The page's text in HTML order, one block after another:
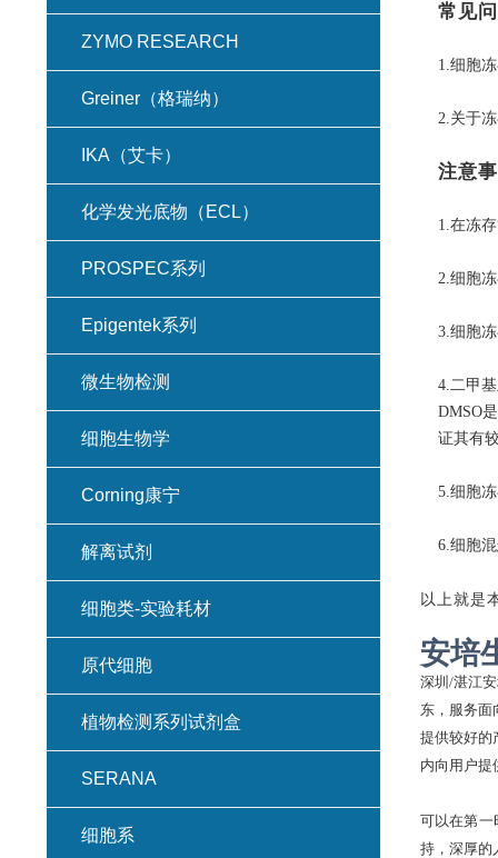
常见
1.细胞
2.关于
注意
1.在冻
2.细胞
3.细胞
4.二甲
DMSO
证其有
5.细胞
6.细胞
以上就是
安培
深圳 /湛江
东，服务面
提供较好的
内向用户提
可以在第
持，深厚的
ZYMO RESEARCH
Greiner（格瑞纳）
IKA（艾卡）
化学发光底物（ECL）
PROSPEC系列
Epigentek系列
微生物检测
细胞生物学
Corning康宁
解离试剂
细胞类-实验耗材
原代细胞
植物检测系列试剂盒
SERANA
细胞系